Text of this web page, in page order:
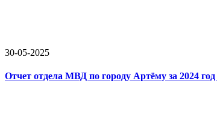
30-05-2025
Отчет отдела МВД по городу Артёму за 2024